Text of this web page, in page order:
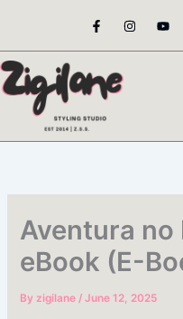
content
F
a
e
o
o
-
I
n
t
Y
o
t
Aventura no
eBook (E-
Byzigilane/June 12, 2025